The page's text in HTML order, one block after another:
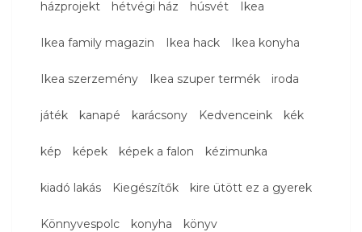
házprojekt hétvégi ház húsvét Ikea
Ikea family magazin Ikea hack Ikea konyha
Ikea szerzemény Ikea szuper termék iroda
játék kanapé karácsony Kedvenceink kék
kép képek képek a falon kézimunka
kiadó lakás Kiegészítők kire ütött ez a gyerek
Könnyvespolc konyha könyv